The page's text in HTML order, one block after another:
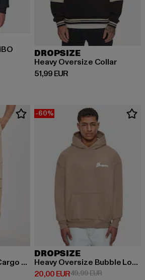
promotion: 44,99 EUR
DROPSIZE
Heavy Oversize Collar
51,99 EUR
Prix courant: 51,99 EUR
Dropsize Loose Fit Cargo Pants Cream
-60%
DROPSIZE
Heavy Oversize Bubble Logo
20,00 EUR
Prix courant: 20,00 EUR
49,99 EURPrix en